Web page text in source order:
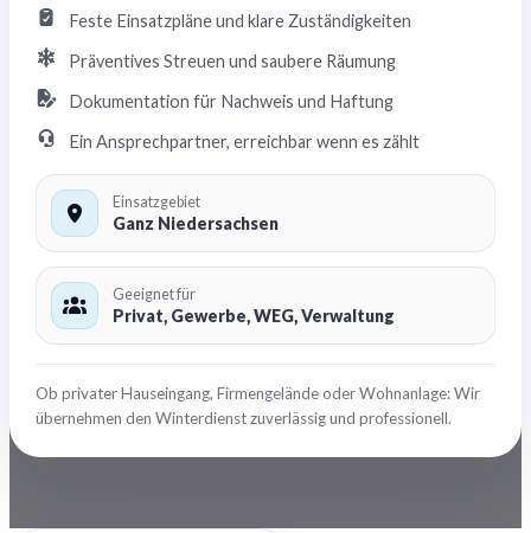
Feste Einsatzpläne und klare Zuständigkeiten
Präventives Streuen und saubere Räumung
Dokumentation für Nachweis und Haftung
Ein Ansprechpartner, erreichbar wenn es zählt
Einsatzgebiet
Ganz Niedersachsen
Geeignet für
Privat, Gewerbe, WEG, Verwaltung
Ob privater Hauseingang, Firmengelände oder Wohnanlage: Wir
übernehmen den Winterdienst zuverlässig und professionell.